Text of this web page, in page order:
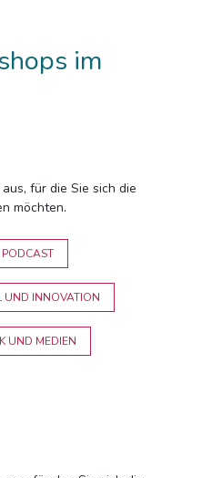
im
für die Sie sich die
möchten.
UND INNOVATION
UND MEDIEN